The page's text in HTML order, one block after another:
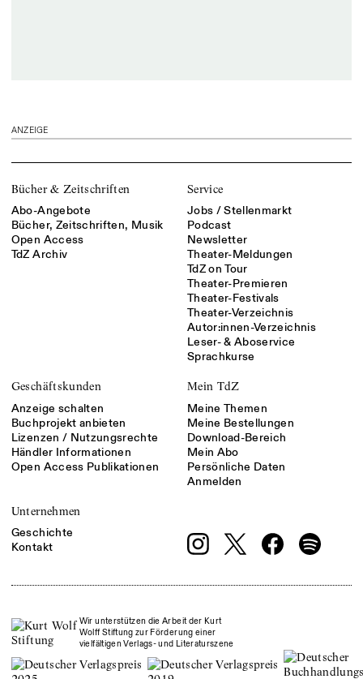
ANZEIGE
Bücher & Zeitschriften
Abo-Angebote
Bücher, Zeitschriften, Musik
Open Access
TdZ Archiv
Service
Jobs / Stellenmarkt
Podcast
Newsletter
Theater-Meldungen
TdZ on Tour
Theater-Premieren
Theater-Festivals
Theater-Verzeichnis
Autor:innen-Verzeichnis
Leser- & Aboservice
Sprachkurse
Geschäftskunden
Anzeige schalten
Buchprojekt anbieten
Lizenzen / Nutzungsrechte
Händler Informationen
Open Access Publikationen
Mein TdZ
Meine Themen
Meine Bestellungen
Download-Bereich
Mein Abo
Persönliche Daten
Anmelden
Unternehmen
Geschichte
Kontakt
Wir unterstützen die Arbeit der Kurt
Wolff Stiftung zur Förderung einer
vielfältigen Verlags- und Literaturszene